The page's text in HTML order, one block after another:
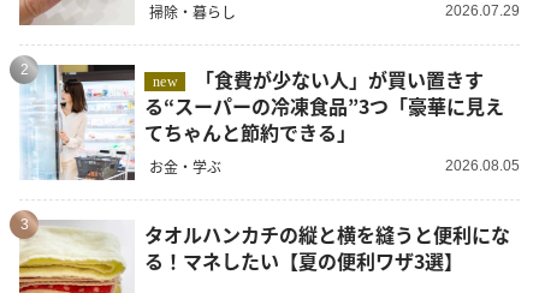
掃除・暮らし 2026.07.29
2
new
る“スーパーの冷凍食品”3つ「豪華に見え
てちゃんと節約できる」
お金・学ぶ 2026.08.05
3
タオルハンカチの縦と横を縫うと便利にな
る！マネしたい【夏の便利ワザ3選】